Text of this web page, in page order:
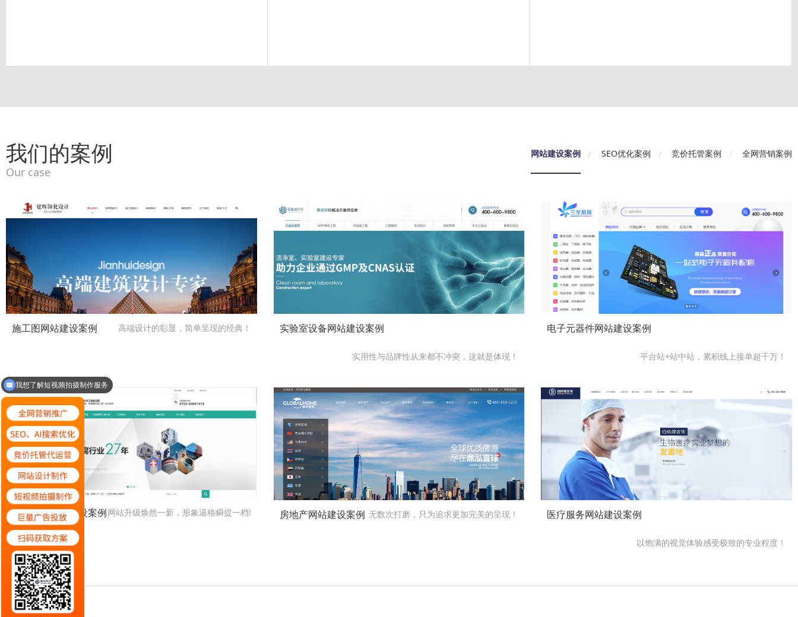
我们的案例
Our case
网站建设案例 SEO优化案例 竞价托管案例 全网营销案例
施工图网站建设案例 高端设计的彰显，简单呈现的经典！ 实验室设备网站建设案例
实用性与品牌性从来都不冲突，这就是体现！
电子元器件网站建设案例
平台站+站中站，累积线上接单超千万！
环保工程网站建设案例网站升级焕然一新，形象逼格瞬提一档! 房地产网站建设案例 无数次打磨，只为追求更加完美的呈现！ 医疗服务网站建设案例
以饱满的视觉体验感受极致的专业程度！
我想了解巨量广告投放服务